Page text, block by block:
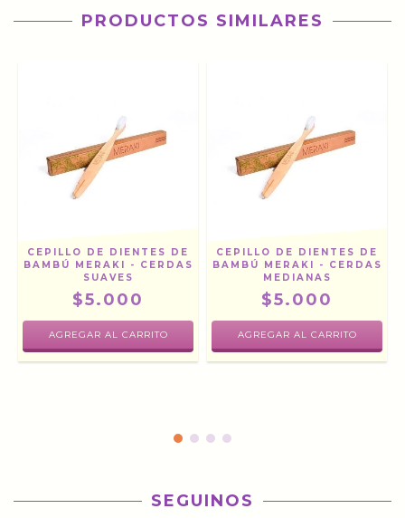
PRODUCTOS SIMILARES
CEPILLO DE DIENTES DE
BAMBÚ MERAKI - CERDAS
SUAVES
$5.000
CEPILLO DE DIENTES DE
BAMBÚ MERAKI - CERDAS
MEDIANAS
$5.000
SEGUINOS